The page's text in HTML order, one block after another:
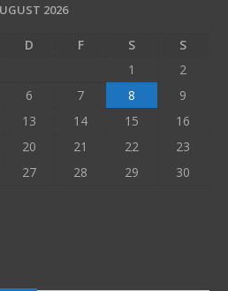
2026
D F S
S
1
2
6 7 8
9
13 14 15
16
20 21 22
23
27 28 29
30